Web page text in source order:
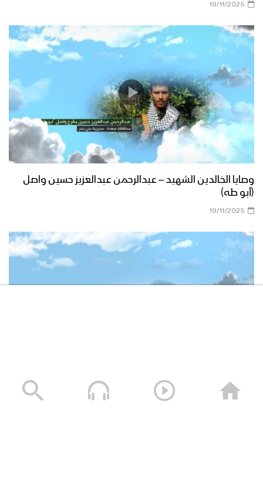
19/11/2025
وصايا الخالدين الشهيد – عبدالرحمن عبدالعزيز حسين واصل
(أبو طه)
19/11/2025
وصايا الخالدين الشهيد – صالح عبدالله صالح جوين (أبو خليل)